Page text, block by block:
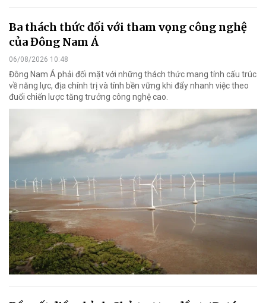
Ba thách thức đối với tham vọng công nghệ
của Đông Nam Á
06/08/2026 10:48
Đông Nam Á phải đối mặt với những thách thức mang tính cấu trúc
về năng lực, địa chính trị và tính bền vững khi đẩy nhanh việc theo
đuổi chiến lược tăng trưởng công nghệ cao.